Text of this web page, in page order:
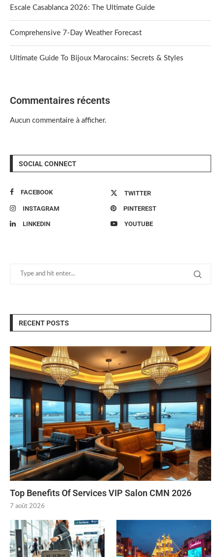
Escale Casablanca 2026: The Ultimate Guide
Comprehensive 7-Day Weather Forecast
Ultimate Guide To Bijoux Marocains: Secrets & Styles
Commentaires récents
Aucun commentaire à afficher.
SOCIAL CONNECT
FACEBOOK TWITTER
INSTAGRAM PINTEREST
LINKEDIN YOUTUBE
RECENT POSTS
Top Benefits Of Services VIP Salon CMN 2026
7 août 2026